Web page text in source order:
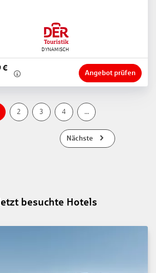
€
Angebot prüfen
2 3 4 ...
Nächste
besuchte Hotels